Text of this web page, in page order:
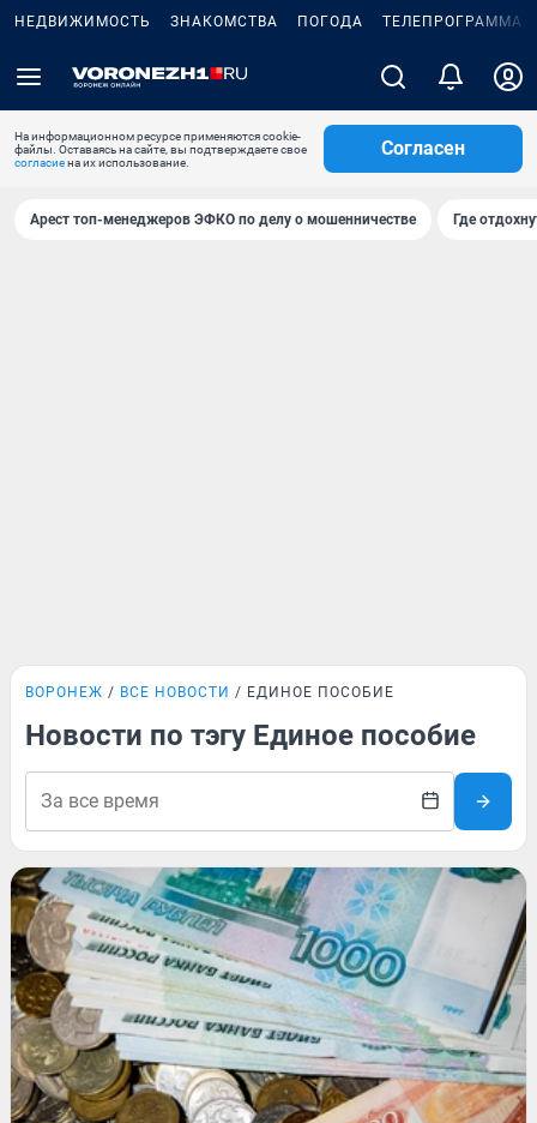
НЕДВИЖИМОСТЬ ЗНАКОМСТВА ПОГОДА ТЕЛЕПРОГРАММА
На информационном ресурсе применяются cookie-
файлы. Оставаясь на сайте, вы подтверждаете свое
согласиена их использование.
Согласен
Арест топ-менеджеров ЭФКО по делу о мошенничестве Где
ВОРОНЕЖ ВСЕ НОВОСТИ ЕДИНОЕ ПОСОБИЕ
Новости по тэгу Единое пособие